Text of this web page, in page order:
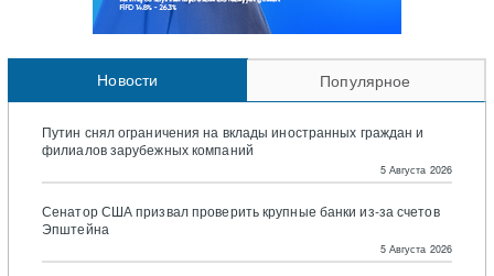
Новости Популярное
Путин снял ограничения на вклады иностранных граждан и
филиалов зарубежных компаний
5 Августа 2026
Сенатор США призвал проверить крупные банки из-за счетов
Эпштейна
5 Августа 2026